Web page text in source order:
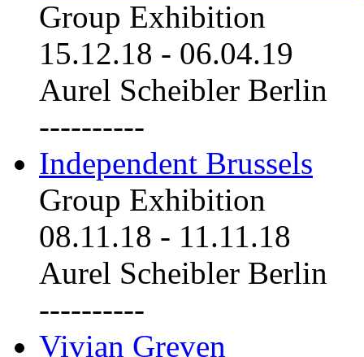
Group Exhibition
15.12.18 - 06.04.19
Aurel Scheibler Berlin
----------
Independent Brussels
Group Exhibition
08.11.18 - 11.11.18
Aurel Scheibler Berlin
----------
Vivian Greven